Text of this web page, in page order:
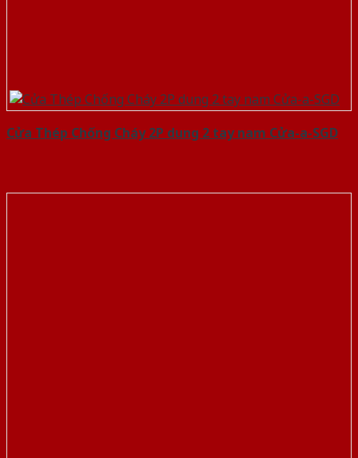
Cửa Thép Chống Cháy 2P dung 2 tay nam Cửa-a-SGD